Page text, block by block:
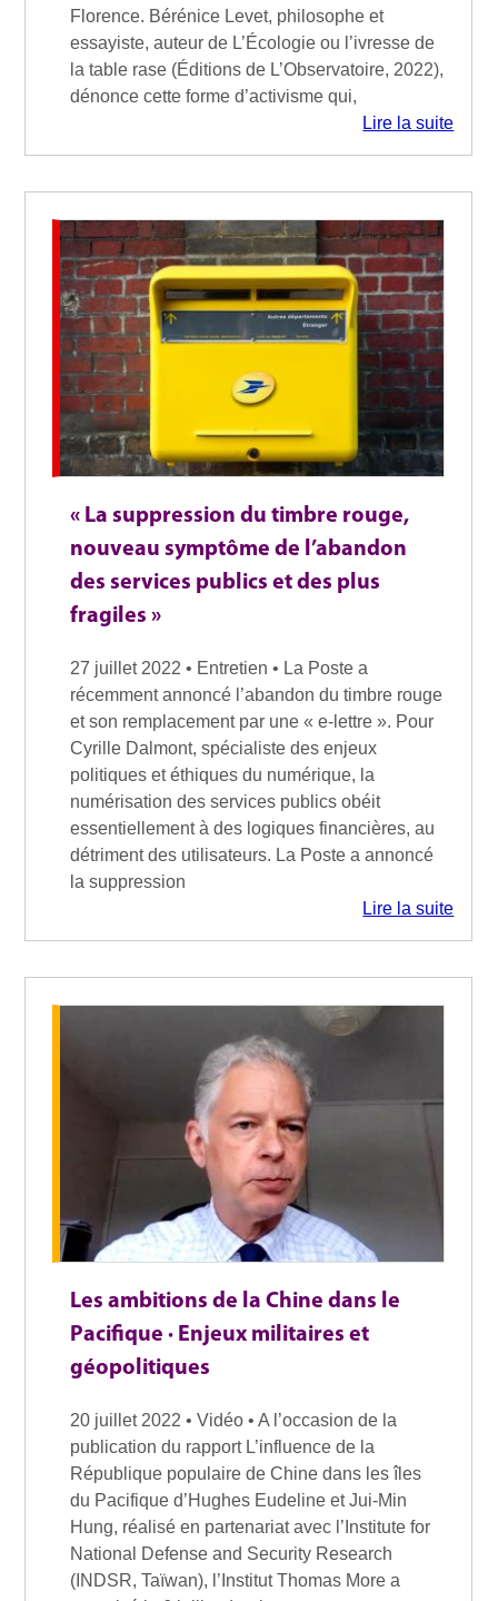
Florence. Bérénice Levet, philosophe et
essayiste, auteur de L’Écologie ou l’ivresse de
la table rase (Éditions de L’Observatoire, 2022),
dénonce cette forme d’activisme qui,
Lire la suite
« La suppression du timbre rouge,
nouveau symptôme de l’abandon
des services publics et des plus
fragiles »
27 juillet 2022 • Entretien • La Poste a
récemment annoncé l’abandon du timbre rouge
et son remplacement par une « e-lettre ». Pour
Cyrille Dalmont, spécialiste des enjeux
politiques et éthiques du numérique, la
numérisation des services publics obéit
essentiellement à des logiques financières, au
détriment des utilisateurs. La Poste a annoncé
la suppression
Lire la suite
Les ambitions de la Chine dans le
Pacifique · Enjeux militaires et
géopolitiques
20 juillet 2022 • Vidéo • A l’occasion de la
publication du rapport L’influence de la
République populaire de Chine dans les îles
du Pacifique d’Hughes Eudeline et Jui-Min
Hung, réalisé en partenariat avec l’Institute for
National Defense and Security Research
(INDSR, Taïwan), l’Institut Thomas More a